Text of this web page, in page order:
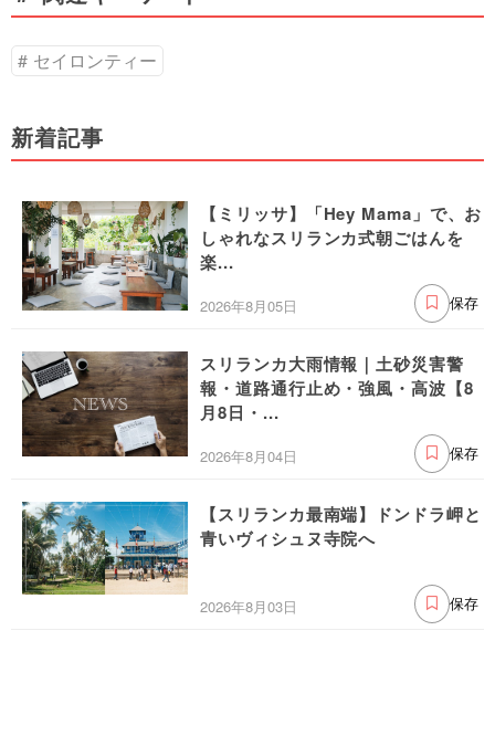
セイロンティー
新着記事
【ミリッサ】「Hey Mama」で、お
しゃれなスリランカ式朝ごはんを
楽...
2026年8月05日 保存
スリランカ大雨情報｜土砂災害警
報・道路通行止め・強風・高波【8
月8日・...
2026年8月04日 保存
【スリランカ最南端】ドンドラ岬と
青いヴィシュヌ寺院へ
2026年8月03日 保存